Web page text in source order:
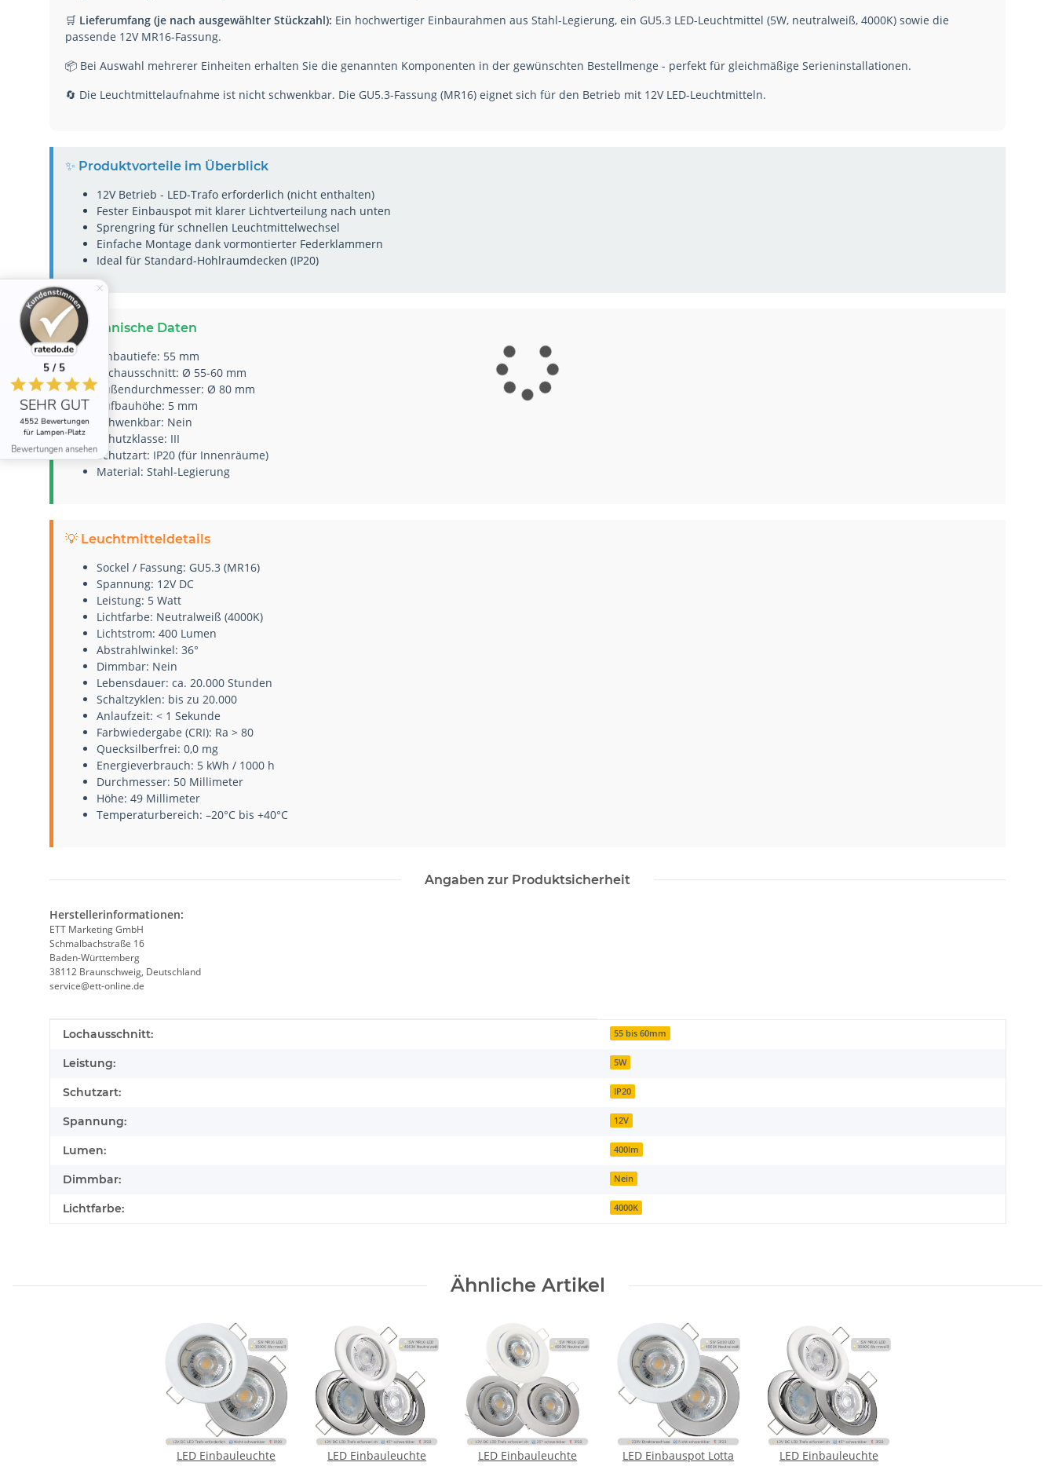
🛒 Lieferumfang (je nach ausgewählter Stückzahl): Ein hochwertiger Einbaurahmen aus Stahl-Legierung, ein GU5.3 LED-Leuchtmittel (5W, neutralweiß, 4000K) sowie die
passende 12V MR16-Fassung.
📦 Bei Auswahl mehrerer Einheiten erhalten Sie die genannten Komponenten in der gewünschten Bestellmenge - perfekt für gleichmäßige Serieninstallationen.
🔄 Die Leuchtmittelaufnahme ist nicht schwenkbar. Die GU5.3-Fassung (MR16) eignet sich für den Betrieb mit 12V LED-Leuchtmitteln.
✨ Produktvorteile im Überblick
12V Betrieb - LED-Trafo erforderlich (nicht enthalten)
Fester Einbauspot mit klarer Lichtverteilung nach unten
Sprengring für schnellen Leuchtmittelwechsel
Einfache Montage dank vormontierter Federklammern
Ideal für Standard-Hohlraumdecken (IP20)
📐 Technische Daten
Einbautiefe: 55 mm
Lochausschnitt: Ø 55-60 mm
Außendurchmesser: Ø 80 mm
Aufbauhöhe: 5 mm
Schwenkbar: Nein
Schutzklasse: III
Schutzart: IP20 (für Innenräume)
Material: Stahl-Legierung
💡 Leuchtmitteldetails
Sockel / Fassung: GU5.3 (MR16)
Spannung: 12V DC
Leistung: 5 Watt
Lichtfarbe: Neutralweiß (4000K)
Lichtstrom: 400 Lumen
Abstrahlwinkel: 36°
Dimmbar: Nein
Lebensdauer: ca. 20.000 Stunden
Schaltzyklen: bis zu 20.000
Anlaufzeit: < 1 Sekunde
Farbwiedergabe (CRI): Ra > 80
Quecksilberfrei: 0,0 mg
Energieverbrauch: 5 kWh / 1000 h
Durchmesser: 50 Millimeter
Höhe: 49 Millimeter
Temperaturbereich: –20°C bis +40°C
Angaben zur Produktsicherheit
Herstellerinformationen:
ETT Marketing GmbH
Schmalbachstraße 16
Baden-Württemberg
38112 Braunschweig, Deutschland
service@ett-online.de
Produkteigenschaft
Wert
Lochausschnitt: 55 bis 60mm
Leistung: 5W
Schutzart: IP20
Spannung: 12V
Lumen: 400lm
Dimmbar: Nein
Lichtfarbe: 4000K
Ähnliche Artikel
LED Einbauleuchte
LED Einbauleuchte
LED Einbauleuchte
LED Einbauspot Lotta
LED Einbauleuchte
5 / 5
SEHR GUT
4552 Bewertungen
für Lampen-Platz
Bewertungen ansehen